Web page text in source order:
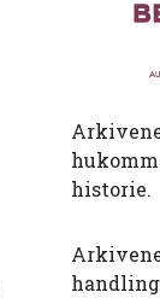
historie.